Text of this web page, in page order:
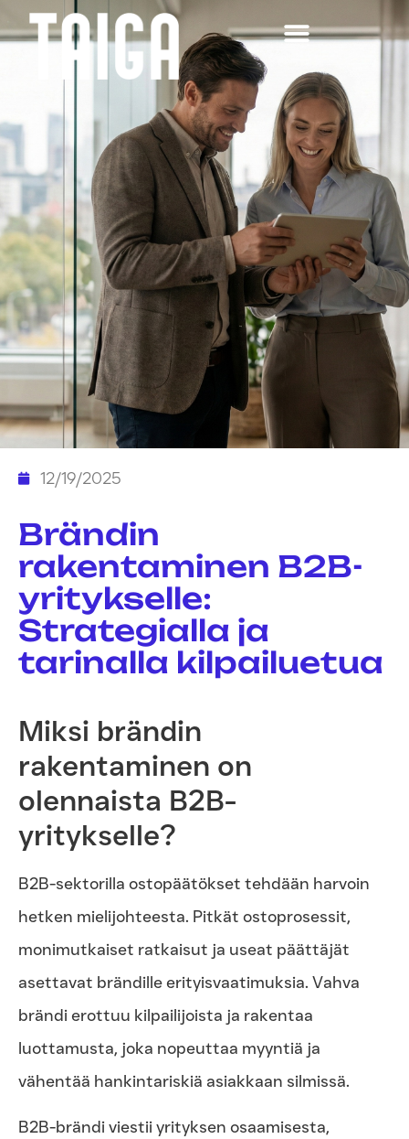
12/19/2025
Brändin
rakentaminen B2B-
yritykselle:
Strategialla ja
tarinalla kilpailuetua
Miksi brändin
rakentaminen on
olennaista B2B-
yritykselle?
B2B-sektorilla ostopäätökset tehdään harvoin
hetken mielijohteesta. Pitkät ostoprosessit,
monimutkaiset ratkaisut ja useat päättäjät
asettavat brändille erityisvaatimuksia. Vahva
brändi erottuu kilpailijoista ja rakentaa
luottamusta, joka nopeuttaa myyntiä ja
vähentää hankintariskiä asiakkaan silmissä.
B2B-brändi viestii yrityksen osaamisesta,